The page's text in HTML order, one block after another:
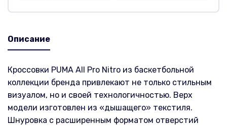
Описание
Кроссовки PUMA All Pro Nitro из баскетбольной
коллекции бренда привлекают не только стильным
визуалом, но и своей технологичностью. Верх
модели изготовлен из «дышащего» текстиля.
Шнуровка с расширенным форматом отверстий